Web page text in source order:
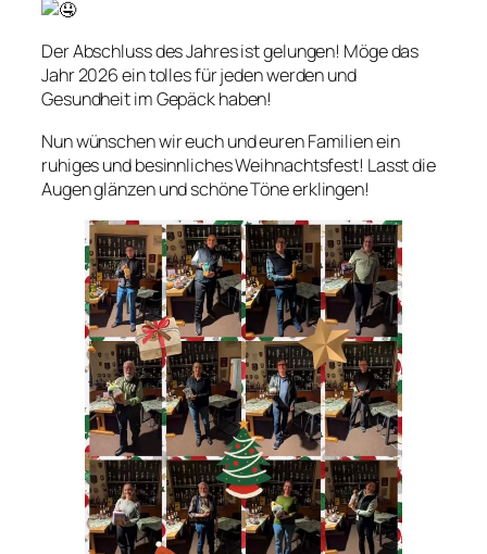
Der Abschluss des Jahres ist gelungen! Möge das
Jahr 2026 ein tolles für jeden werden und
Gesundheit im Gepäck haben!
Nun wünschen wir euch und euren Familien ein
ruhiges und besinnliches Weihnachtsfest! Lasst die
Augen glänzen und schöne Töne erklingen!